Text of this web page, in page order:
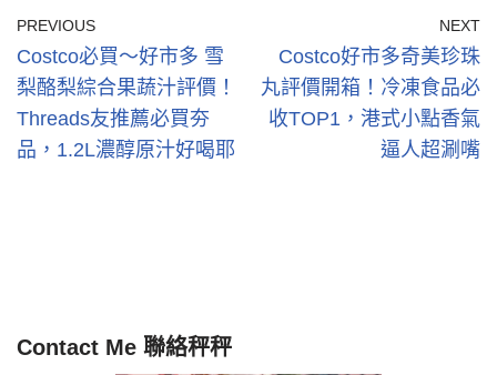
PREVIOUS
Costco必買～好市多 雪
梨酪梨綜合果蔬汁評價！
Threads友推薦必買夯
品，1.2L濃醇原汁好喝耶
NEXT
Costco好市多奇美珍珠
丸評價開箱！冷凍食品必
收TOP1，港式小點香氣
逼人超涮嘴
Contact Me 聯絡秤秤